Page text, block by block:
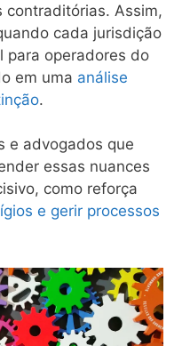
contraditórias. Assim,
cada jurisdição
para operadores do
em uma análise
.
e advogados que
essas nuances
como reforça
e gerir processos